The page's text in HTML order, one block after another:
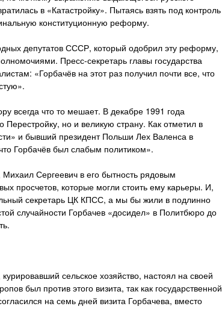
в «Катастройку». Пытаясь взять под контроль
конституционную реформу.
депутатов СССР, который одобрил эту реформу,
Пресс-секретарь главы государства
«Горбачёв на этот раз получил почти все, что
всегда что то мешает. В декабре 1991 года
но и великую страну. Как отметил в
и бывший президент Польши Лех Валенса в
Горбачёв был слабым политиком».
Сергеевич в его бытность рядовым
просчетов, которые могли стоить ему карьеры. И,
секретарь ЦК КПСС, а мы бы жили в подлинно
случайности Горбачев «досидел» в Политбюро до
сельское хозяйство, настоял на своей
был против этого визита, так как государственной
на семь дней визита Горбачева, вместо